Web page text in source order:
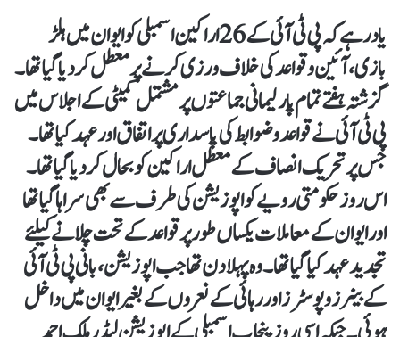
یادر ہے کہ پی ٹی آئی کے 26 اراکین اسمبلی کو ایوان میں ہلڑ
بازی، آئین و قواعد کی خلاف ورزی کرنے پر معطل کردیا گیا تھا۔
گزشتہ ہفتے تمام پارلیمانی جماعتوں پر مشتمل کمیٹی کے اجلاس میں
پی ٹی آئی نے قواعد وضوابط کی پاسداری پر اتفاق اور عہد کیا تھا۔
جس پرتحریک انصاف کے معطل اراکین کو بحال کر دیا گیا تھا۔
اس روز حکومتی رویے کو اپوزیشن کی طرف سے بھی سراہا گیا تھا
اور ایوان کے معاملات یکساں طور پر قواعد کے تحت چلانے کیلئے
تجدید عہد کیا گیا تھا۔ وہ پہلا دن تھا جب اپوزیشن، بانی پی ٹی آئی
کے بینرز و پوسٹرز اور رہائی کے نعروں کے بغیر ایوان میں داخل